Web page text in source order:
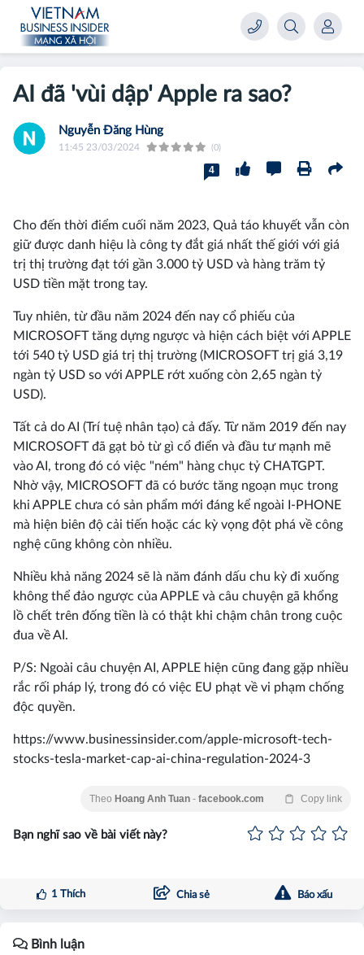
AI đã 'vùi dập' Apple ra sao?
Nguyễn Đăng Hùng
11:45 23/03/2024 (0)
4
Cho đến thời điểm cuối năm 2023, Quả táo khuyết vẫn còn
giữ được danh hiệu là công ty đắt giá nhất thế giới với giá
trị thị trường đạt tới gần 3.000 tỷ USD và hàng trăm tỷ
USD tiền mặt trong tay.
Tuy nhiên, từ đầu năm 2024 đến nay cổ phiếu của
MICROSOFT tăng dựng ngược và hiện cách biệt với APPLE
tới 540 tỷ USD giá trị thị trường (MICROSOFT trị giá 3,19
ngàn tỷ USD so với APPLE rớt xuống còn 2,65 ngàn tỷ
USD).
Tất cả do AI (Trí tuệ nhân tạo) cả đấy. Từ năm 2019 đến nay
MICROSOFT đã gạt bỏ từ gì cổ điển và đầu tư mạnh mẽ
vào AI, trong đó có việc "ném" hàng chục tỷ CHATGPT.
Nhờ vậy, MICROSOFT đã có bước tăng ngoạn mục trong
khi APPLE chưa có sản phẩm mới đáng kể ngoài I-PHONE
mà hiện biên độ cải tiến hoặc các kỳ vọng đột phá về công
nghệ cũng không còn nhiều.
Nhiều khả năng 2024 sẽ là năm đánh dấu chu kỳ đi xuống
không thể đảo ngược của APPLE và câu chuyện gã khổng
lồ chết trên đống tiền là có thật khi chậm chân trong cuộc
đua về AI.
P/S: Ngoài câu chuyện AI, APPLE hiện cũng đang gặp nhiều
rắc rối pháp lý, trong đó có việc EU phạt về vi phạm chống
độc quyền.
https://www.businessinsider.com/apple-microsoft-tech-
stocks-tesla-market-cap-ai-china-regulation-2024-3
Theo Hoang Anh Tuan - facebook.com Copy link
Bạn nghĩ sao về bài viết này?
1 Thích Chia sẻ Báo xấu
Bình luận